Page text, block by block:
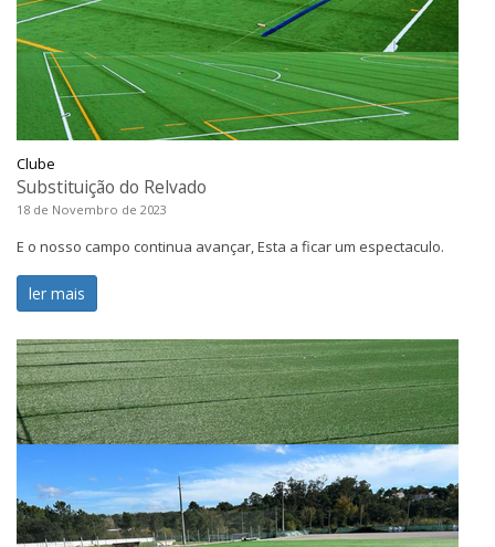
Clube
Substituição do Relvado
18 de Novembro de 2023
E o nosso campo continua avançar, Esta a ficar um espectaculo.
ler mais